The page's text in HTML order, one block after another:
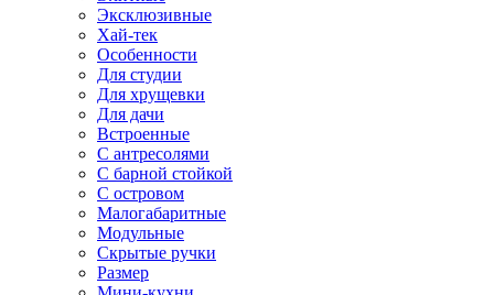
Эксклюзивные
Хай-тек
Особенности
Для студии
Для хрущевки
Для дачи
Встроенные
С антресолями
С барной стойкой
С островом
Малогабаритные
Модульные
Скрытые ручки
Размер